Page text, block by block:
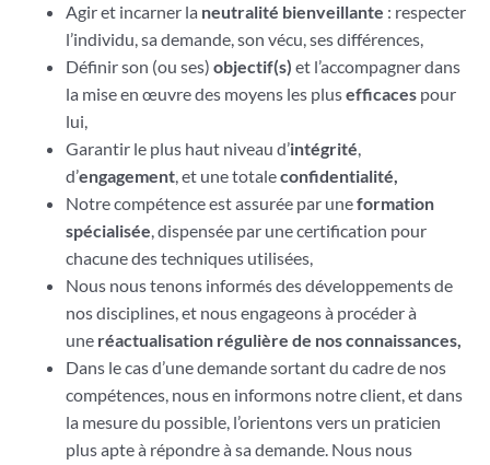
Agir et incarner la neutralité bienveillante : respecter
l’individu, sa demande, son vécu, ses différences,
Définir son (ou ses) objectif(s) et l’accompagner dans
la mise en œuvre des moyens les plusefficacespour
lui,
Garantir le plus haut niveau d’intégrité,
d’engagement, et une totaleconfidentialité,
Notre compétence est assurée par uneformation
spécialisée, dispensée par une certification pour
chacune des techniques utilisées,
Nous nous tenons informés des développements de
nos disciplines, et nous engageons à procéder à
une réactualisation régulière de nos connaissances,
Dans le cas d’une demande sortant du cadre de nos
compétences, nous en informons notre client, et dans
la mesure du possible, l’orientons vers un praticien
plus apte à répondre à sa demande. Nous nous